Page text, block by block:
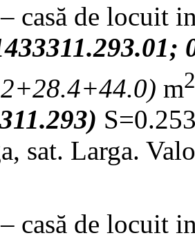
– casă de locuit
m
sat. Larga.
– casă de locuit